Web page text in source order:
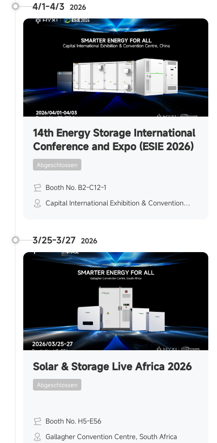
4/1-4/3 2026
14th Energy Storage International
Conference and Expo (ESIE 2026)
Abgeschlossen
Booth No. B2-C12-1
Capital International Exhibition & Convention
3/25-3/27 2026
Solar & Storage Live Africa 2026
Abgeschlossen
Booth No. H5-E56
Gallagher Convention Centre, South Africa